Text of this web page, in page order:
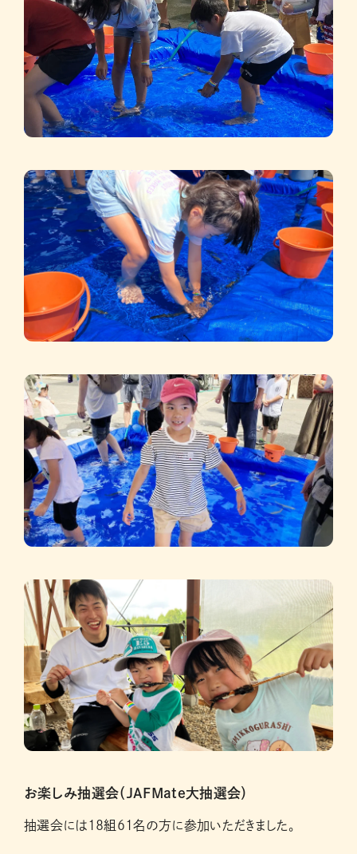
お楽しみ抽選会（JAFMate大抽選会）
抽選会には18組61名の方に参加いただきました。